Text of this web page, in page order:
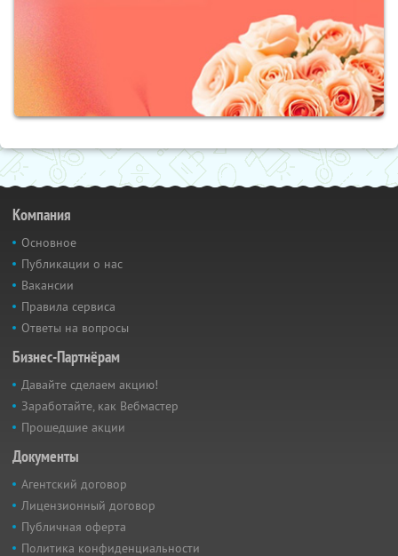
Компания
Основное
Публикации о нас
Вакансии
Правила сервиса
Ответы на вопросы
Бизнес-Партнёрам
Давайте сделаем акцию!
Заработайте, как Вебмастер
Прошедшие акции
Документы
Агентский договор
Лицензионный договор
Публичная оферта
Политика конфиденциальности